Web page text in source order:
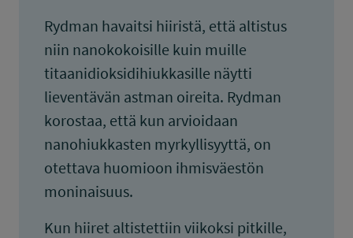
Rydman havaitsi hiiristä, että altistus
niin nanokokoisille kuin muille
titaanidioksidihiukkasille näytti
lieventävän astman oireita. Rydman
korostaa, että kun arvioidaan
nanohiukkasten myrkyllisyyttä, on
otettava huomioon ihmisväestön
moninaisuus.
Kun hiiret altistettiin viikoksi pitkille,